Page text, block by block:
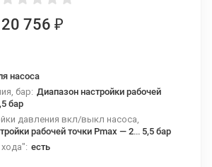
20 756 ₽
насоса
бар: Диапазон настройки рабочей
бар
давления вкл/выкл насоса,
рабочей точки Рmax — 2… 5,5 бар
есть